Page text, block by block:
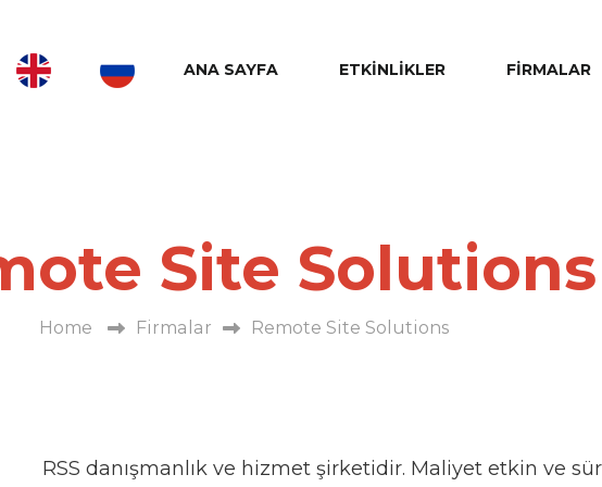
ANA SAYFA ETKINLIKLER FIRMALAR
Site Solutions
Home Firmalar Remote Site Solutions
RSS danışmanlık ve hizmet şirketidir. Maliyet etkin ve